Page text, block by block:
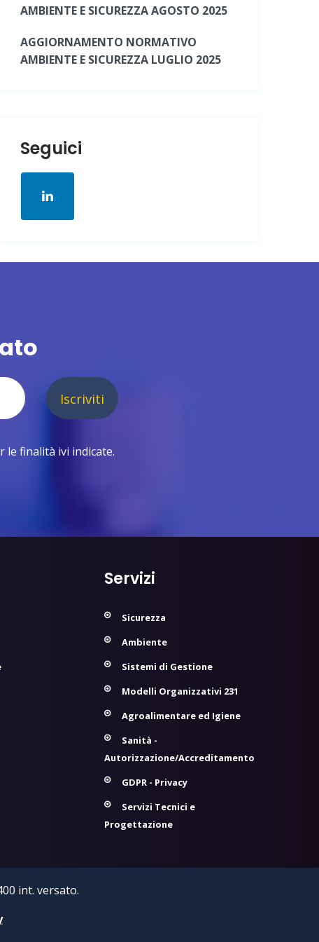
AMBIENTE E SICUREZZA AGOSTO 2025
AGGIORNAMENTO NORMATIVO
AMBIENTE E SICUREZZA LUGLIO 2025
Seguici
Iscriviti
finalità ivi indicate.
Servizi
Sicurezza
Ambiente
Sistemi di Gestione
Modelli Organizzativi 231
Agroalimentare ed Igiene
Sanità -
Autorizzazione/Accreditamento
GDPR - Privacy
Servizi Tecnici e
Progettazione
int. versato.